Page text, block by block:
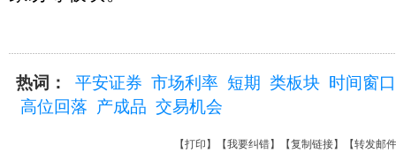
热词： 平安证券 市场利率 短期 类板块
时间窗口
高位回落 产成品 交易机会
【打印 】【我要纠错】【复制链接】【转发邮件